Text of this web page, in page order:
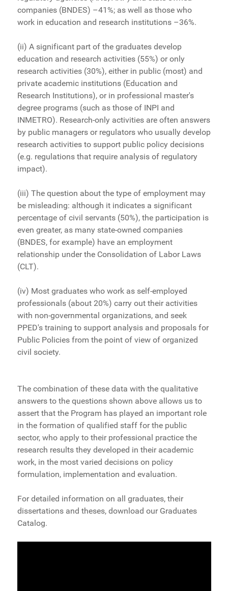
companies (BNDES) –41%; as well as those who
work in education and research institutions –36%.
(ii) A significant part of the graduates develop
education and research activities (55%) or only
research activities (30%), either in public (most) and
private academic institutions (Education and
Research Institutions), or in professional master's
degree programs (such as those of INPI and
INMETRO). Research-only activities are often answers
by public managers or regulators who usually develop
research activities to support public policy decisions
(e.g. regulations that require analysis of regulatory
impact).
(iii) The question about the type of employment may
be misleading: although it indicates a significant
percentage of civil servants (50%), the participation is
even greater, as many state-owned companies
(BNDES, for example) have an employment
relationship under the Consolidation of Labor Laws
(CLT).
(iv) Most graduates who work as self-employed
professionals (about 20%) carry out their activities
with non-governmental organizations, and seek
PPED's training to support analysis and proposals for
Public Policies from the point of view of organized
civil society.
The combination of these data with the qualitative
answers to the questions shown above allows us to
assert that the Program has played an important role
in the formation of qualified staff for the public
sector, who apply to their professional practice the
research results they developed in their academic
work, in the most varied decisions on policy
formulation, implementation and evaluation.
For detailed information on all graduates, their
dissertations and theses, download our Graduates
Catalog.